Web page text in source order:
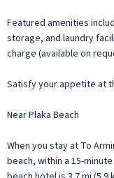
Featured amenities
storage, and laundry
charge (available on
Satisfy your appetite at
Near Plaka Beach
When you stay at To
beach, within a 15-